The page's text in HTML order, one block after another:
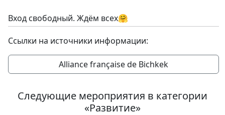
Вход свободный. Ждём всех🤗
Ссылки на источники информации:
Alliance française de Bichkek
Следующие мероприятия в категории
«Развитие»